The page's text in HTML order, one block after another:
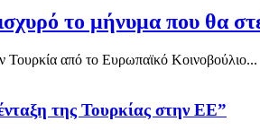
το μήνυμα που θα
Τουρκία από το Ευρωπαϊκό Κοινοβούλιο...
της Τουρκίας στην ΕΕ”